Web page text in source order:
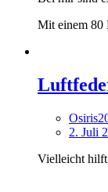
Mit einem 80
2. Juli
Vielleicht